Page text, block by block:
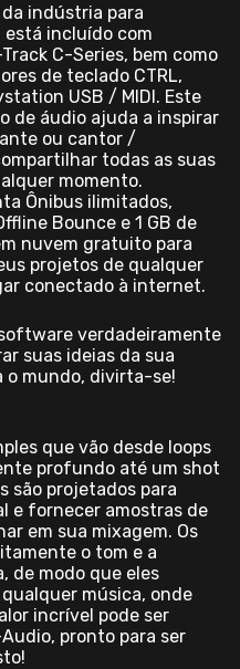
da indústria para
incluído com
C-Series, bem como
de teclado CTRL,
USB / MIDI. Este
de áudio ajuda a inspirar
ou cantor /
todas as suas
momento.
Ônibus ilimitados,
Bounce e 1 GB de
nuvem gratuito para
projetos de qualquer
conectado à internet.
verdadeiramente
suas ideias da sua
o mundo, divirta-se!
que vão desde loops
profundo até um shot
são projetados para
e fornecer amostras de
em sua mixagem. Os
o tom e a
de modo que eles
música, onde
incrível pode ser
pronto para ser